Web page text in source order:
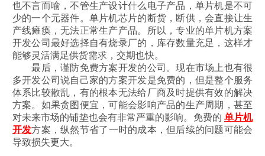
也不言而喻，不管生产设计什么电子产品，单片机是不可
少的一个元器件。单片机芯片的断货，断供，会直接让生
产线瘫痪，无法正常生产产品。所以，专业的单片机方案
开发公司最好选择自有烧录厂的，库存数量充足，这样才
能够灵活满足供货需求，交期也快。
最后，谨防免费方案开发的公司。现在市场上也有很
多开发公司说自己家的方案开发是免费的，但是整个服务
体系比较散乱，有的根本无法给厂商及时提供有效的解决
方案。如果贪图便宜，可能会影响产品的生产周期，甚至
对未来市场的铺垫也会有非常严重的影响。免费的 单片机
开发方案，纵然节省了一时的成本，但后续的问题可能会
导致损失更大。